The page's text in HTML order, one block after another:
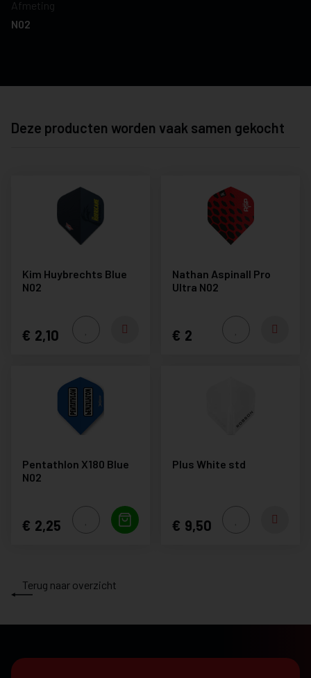
Afmeting
N02
Deze producten worden vaak samen gekocht
Kim Huybrechts Blue
N02
2,10
Nathan Aspinall Pro
Ultra N02
2
Pentathlon X180 Blue
N02
2,25
Plus White std
9,50
Terug naar overzicht